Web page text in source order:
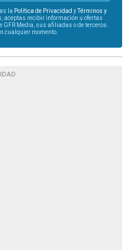
la Política de Privacidad yTérminos y
aceptas recibir información u ofertas
Media, sus afiliadas o de terceros.
cualquier momento.